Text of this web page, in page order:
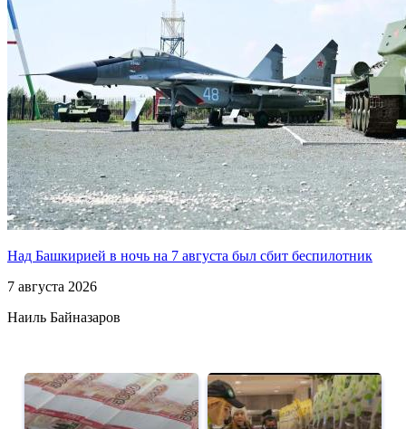
Над Башкирией в ночь на 7 августа был сбит беспилотник
7 августа 2026
Наиль Байназаров